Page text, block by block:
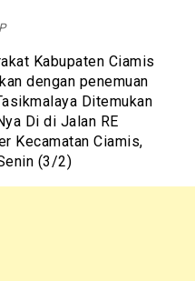
Kabupaten Ciamis
dengan penemuan
Ditemukan
Di di Jalan RE
Kecamatan Ciamis,
(3/2)